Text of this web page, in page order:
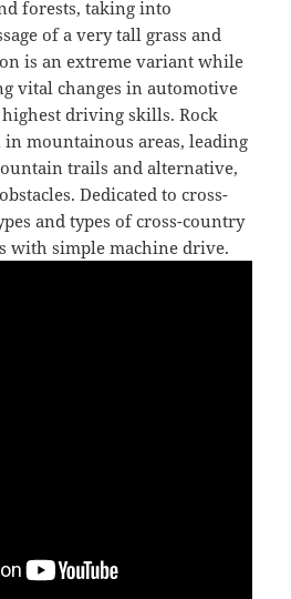
forests, taking into
of a very tall grass and
is an extreme variant while
vital changes in automotive
driving skills. Rock
mountainous areas, leading
trails and alternative,
Dedicated to cross-
and types of cross-country
with simple machine drive.